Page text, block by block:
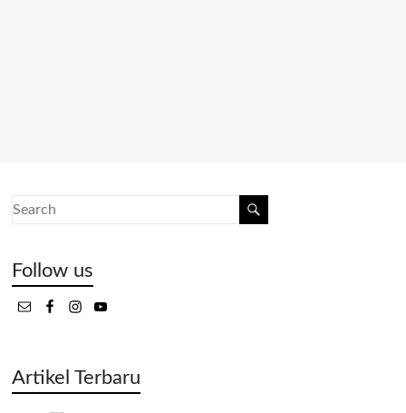
Follow us
Artikel Terbaru